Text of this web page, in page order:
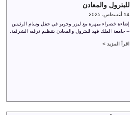
للبترول والمعادن
14 أغسطس، 2025
إضاءة خضراء مبهرة مع ليزر وجوبو في حفل وسام الرئيس
– جامعة الملك فهد للبترول والمعادن بتنظيم ترفيه الشرقية.
اقرأ المزيد >